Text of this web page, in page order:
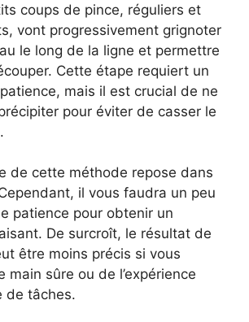
coups de pince, réguliers et
vont progressivement grignoter
le long de la ligne et permettre
Cette étape requiert un
mais il est crucial de ne
pour éviter de casser le
de cette méthode repose dans
il vous faudra un peu
patience pour obtenir un
De surcroît, le résultat de
être moins précis si vous
main sûre ou de l’expérience
de tâches.